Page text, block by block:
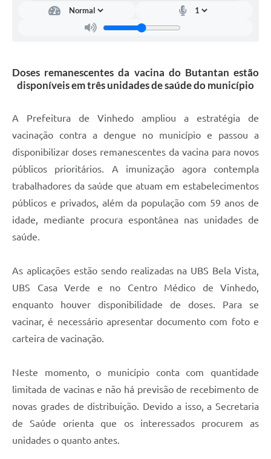
Listagem dos CEPs de Vinhedo
Contratos
Associação dos Servidores Públicos Municipais de
Vinhedo
Audiências Públicas
Carta de Serviços
Arquivos para Download
Legislação
Doses remanescentes da vacina do Butantan estão
disponíveis em três unidades de saúde do município
A Prefeitura de Vinhedo ampliou a estratégia de
vacinação contra a dengue no município e passou a
disponibilizar doses remanescentes da vacina para novos
públicos prioritários. A imunização agora contempla
trabalhadores da saúde que atuam em estabelecimentos
públicos e privados, além da população com 59 anos de
idade, mediante procura espontânea nas unidades de
saúde.
As aplicações estão sendo realizadas na UBS Bela Vista,
UBS Casa Verde e no Centro Médico de Vinhedo,
enquanto houver disponibilidade de doses. Para se
vacinar, é necessário apresentar documento com foto e
carteira de vacinação.
Neste momento, o município conta com quantidade
limitada de vacinas e não há previsão de recebimento de
novas grades de distribuição. Devido a isso, a Secretaria
de Saúde orienta que os interessados procurem as
unidades o quanto antes.